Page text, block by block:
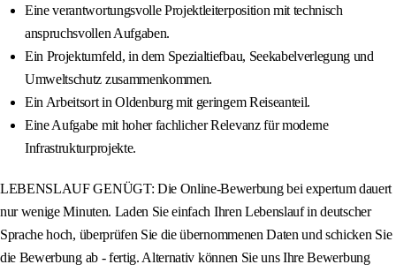
Eine verantwortungsvolle Projektleiterposition mit technisch
anspruchsvollen Aufgaben.
Ein Projektumfeld, in dem Spezialtiefbau, Seekabelverlegung und
Umweltschutz zusammenkommen.
Ein Arbeitsort in Oldenburg mit geringem Reiseanteil.
Eine Aufgabe mit hoher fachlicher Relevanz für moderne
Infrastrukturprojekte.
LEBENSLAUF GENÜGT: Die Online-Bewerbung bei expertum dauert
nur wenige Minuten. Laden Sie einfach Ihren Lebenslauf in deutscher
Sprache hoch, überprüfen Sie die übernommenen Daten und schicken Sie
die Bewerbung ab - fertig. Alternativ können Sie uns Ihre Bewerbung